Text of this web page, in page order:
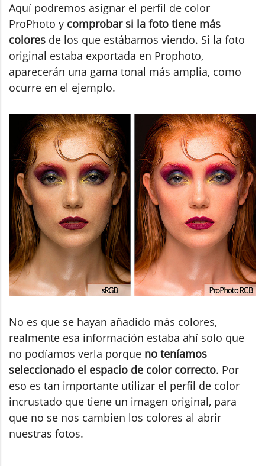
Aquí podremos asignar el perfil de color
ProPhoto y comprobar si la foto tiene más
colores de los que estábamos viendo. Si la foto
original estaba exportada en Prophoto,
aparecerán una gama tonal más amplia, como
ocurre en el ejemplo.
No es que se hayan añadido más colores,
realmente esa información estaba ahí solo que
no podíamos verla porque no teníamos
seleccionado el espacio de color correcto. Por
eso es tan importante utilizar el perfil de color
incrustado que tiene un imagen original, para
que no se nos cambien los colores al abrir
nuestras fotos.